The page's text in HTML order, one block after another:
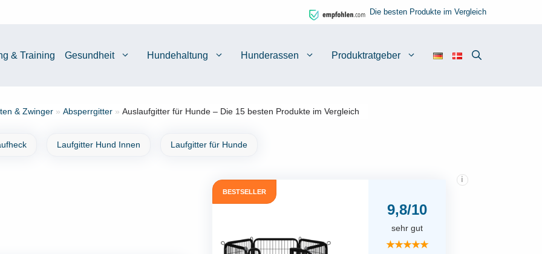
Die besten Produkte im Vergleich
& Training Gesundheit Hundehaltung Hunderassen Produktratgeber
& Zwinger » Absperrgitter » Auslaufgitter für Hunde – Die 15 besten Produkte im Vergleich
Laufgitter Hund Innen Laufgitter für Hunde
BESTSELLER
9,8/10
i
sehr gut
★★★★★